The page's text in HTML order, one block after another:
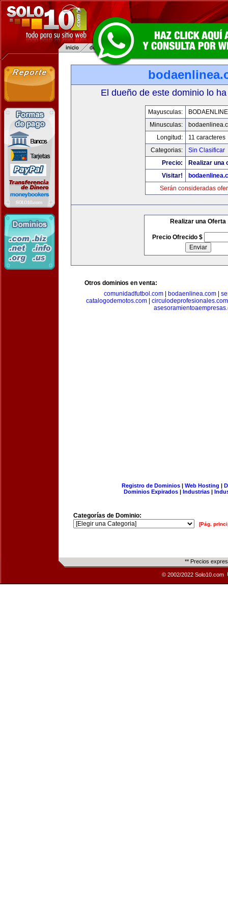
El dueño de este dominio lo
Mayusculas:
Minusculas:
Longitud:
11 caracteres
Categorias:
Sin Clasificar
Precio:
Realizar una
Visitar!
Serán consideradas
Realizar una Oferta
Precio Ofrecido $
Otros dominios en venta:
comunidadfutbol.com
bodaenlinea.com
catalogodemotos.com
circulodeprofesionales.com
Registro de Dominios| Web Hosting |
Dominios Expirados | Industrias |
Categorías de Dominio:
[Pág.
** Precios
© 2002/2022 Solo10.com